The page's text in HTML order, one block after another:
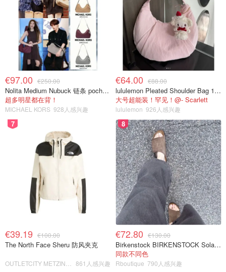
€97.00 €250.00
Nolita Medium Nubuck 链条 pochette
超多明星都在背！
MICHAEL KORS 928人感兴趣
€64.00 €88.00
lululemon Pleated Shoulder Bag 10L 单肩包
大号超能装！罕见！@- Scarlett
lululemon 926人感兴趣
7
€39.19 €100.00
The North Face Sheru 防风夹克
861人感兴趣
8
€72.80 €130.00
Birkenstock BIRKENSTOCK Solana 麂皮皮革凉拖
同款不同色
Rboutique 790人感兴趣